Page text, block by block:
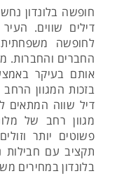
חופשה בלונדון
דילים שווים.
לחופשה משפחתית,
החברים והחברות.
אותם בעיקר
בזכות המגוון
דיל שווה המתאים
מגוון רחב של
פשוטים יותר
תקציב עם חבילות
בלונדון במחירים